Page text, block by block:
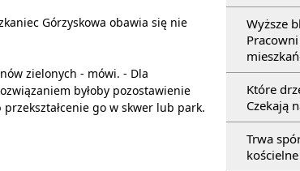
Wyższe
Które
Czekają
Trwa
Górzyskowa obawia się nie
zielonych - mówi. - Dla
byłoby pozostawienie
go w skwer lub park.